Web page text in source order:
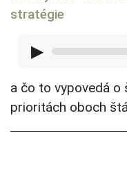
stratégie
▶
a čo to vypovedá o
prioritách oboch